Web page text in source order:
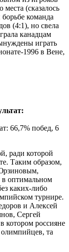
(сказалось
команда
(4:1), но свела
канадцам
играть
1996 в Вене,
66,7% побед, 6
ради которой
Таким образом,
в оптимальном
каких-либо
турнире.
и Алексей
Сергей
котором россияне
олимпийцев, та